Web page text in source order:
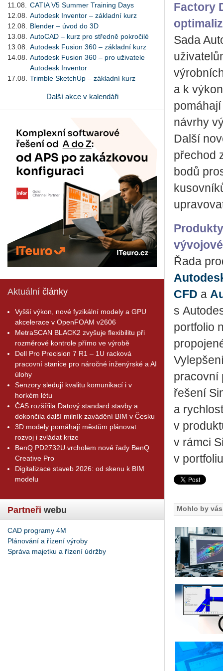
11.08.
CATIA V5 Summer Training Days
12.08.
Autodesk Inventor – základní kurz
12.08.
Blender – úvod do 3D
13.08.
AutoCAD – kurz pro středně pokročilé
13.08.
Autodesk Fusion 360 – základní kurz
14.08.
Autodesk Fusion 360 – pro uživatele
Autodesk Inventor
17.08.
Trimble SketchUp – základní kurz
Další akce v kalendáři
Aktuální články
Vyšší výkon, nové fyzikální modely a GPU
akcelerace v OpenFOAM v2606
MetraSCAN BLACK2 zvyšuje flexibilitu při
rozměrové kontrole přímo ve výrobě
Dell Pro Precision 7 R1 – 1U racková
pracovní stanice pro náročné inženýrské a AI
úlohy
Senzory sledují kvalitu komunikací i v
horkém létu
ČAS rozšířila Datový standard stavby a
dokončila další milník zavádění BIM v Česku
3D modely pomáhají městům plánovat
rozvoj i zvládat krize
BenQ PD2732U vrcholem nové řady BenQ
Creative Pro
Digitalizace staveb 2026: od skenu k BIM
modelu
Partneři webu
CAD programy 4M
Plánování a řízení výroby
Správa majetku a řízení údržby
Factory
Sada
a k
návrhy
Další
přechod
bodů
Řada
CFD a
s
portfolio
pracovní
řešení
a
v
v rámci
v
Mohlo by